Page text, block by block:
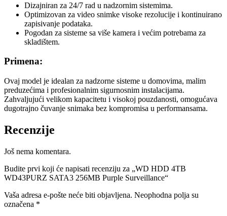
Dizajniran za 24/7 rad u nadzornim sistemima.
Optimizovan za video snimke visoke rezolucije i kontinuirano
zapisivanje podataka.
Pogodan za sisteme sa više kamera i većim potrebama za
skladištem.
Primena:
Ovaj model je idealan za nadzorne sisteme u domovima, malim
preduzećima i profesionalnim sigurnosnim instalacijama.
Zahvaljujući velikom kapacitetu i visokoj pouzdanosti, omogućava
dugotrajno čuvanje snimaka bez kompromisa u performansama.
Recenzije
Još nema komentara.
Budite prvi koji će napisati recenziju za „WD HDD 4TB
WD43PURZ SATA3 256MB Purple Surveillance“
Vaša adresa e-pošte neće biti objavljena. Neophodna polja su
označena *